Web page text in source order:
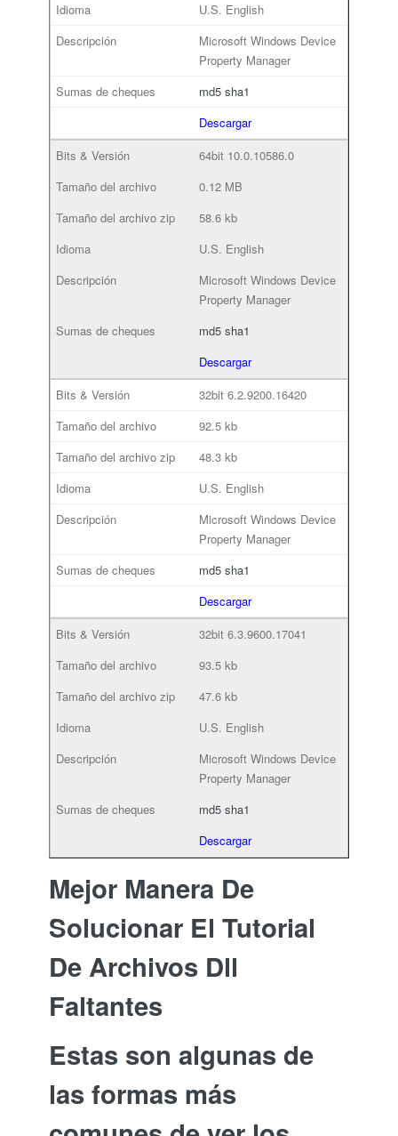
U.S. English
Microsoft Windows Device
Property Manager
md5 sha1
Descargar
64bit 10.0.10586.0
0.12 MB
58.6 kb
U.S. English
Microsoft Windows Device
Property Manager
md5 sha1
Descargar
32bit 6.2.9200.16420
92.5 kb
48.3 kb
U.S. English
Microsoft Windows Device
Property Manager
md5 sha1
Descargar
32bit 6.3.9600.17041
93.5 kb
47.6 kb
U.S. English
Microsoft Windows Device
Property Manager
md5 sha1
Descargar
Mejor Manera De
Solucionar El Tutorial
De Archivos Dll
Faltantes
Estas son algunas de
las formas más